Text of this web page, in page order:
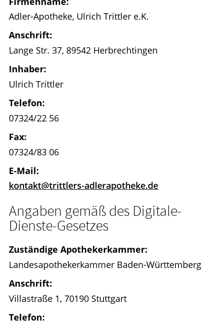
HOMÖOPATHIE
Adler-Apotheke, Ulrich Trittler e.K.
Anschrift:
Lange Str. 37, 89542 Herbrechtingen
Inhaber:
Ulrich Trittler
Telefon:
07324/22 56
Fax:
07324/83 06
E-Mail:
kontakt@trittlers-adlerapotheke.de
Angaben gemäß des Digitale-
Dienste-Gesetzes
Zuständige Apothekerkammer:
Landesapothekerkammer Baden-Württemberg
Anschrift:
Villastraße 1, 70190 Stuttgart
Telefon: